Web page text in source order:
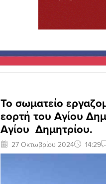
Το σωματείο
εορτή του Αγίου
Αγίου Δημητρίου.
27 Οκτωβρίου 2024 14:29